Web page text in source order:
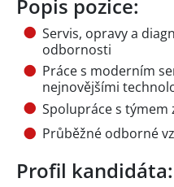
Popis pozice:
Servis, opravy a
odbornosti
Práce s moderním
nejnovějšími
Spolupráce s týmem
Průběžné odborné
Profil kandidáta: